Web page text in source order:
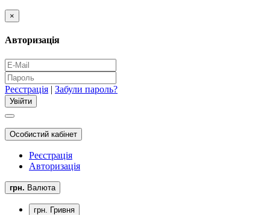
×
Авторизація
Реєстрація | Забули пароль?
Особистий кабінет
Реєстрація
Авторизація
грн. Валюта
грн. Гривня